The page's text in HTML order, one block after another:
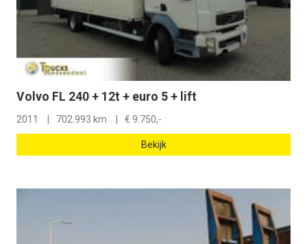
Volvo FL 240 + 12t + euro 5 + lift
2011 702.993 km € 9.750,-
Bekijk